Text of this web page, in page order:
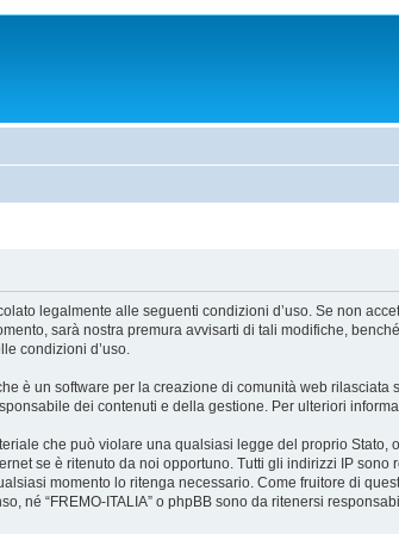
legalmente alle seguenti condizioni d’uso. Se non
sarà nostra premura avvisarti di tali modifiche,
condizioni d’uso.
è un software per la creazione di comunità web rilasciata
dei contenuti e della gestione. Per ulteriori
che può violare una qualsiasi legge del proprio Stato, o
se è ritenuto da noi opportuno. Tutti gli indirizzi IP sono
momento lo ritenga necessario. Come fruitore di
né “FREMO-ITALIA” o phpBB sono da ritenersi